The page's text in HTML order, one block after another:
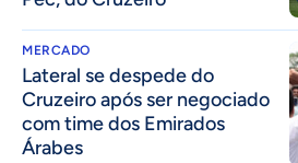
MERCADO
Lateral se despede do
Cruzeiro após ser negociado
com time dos Emirados
Árabes